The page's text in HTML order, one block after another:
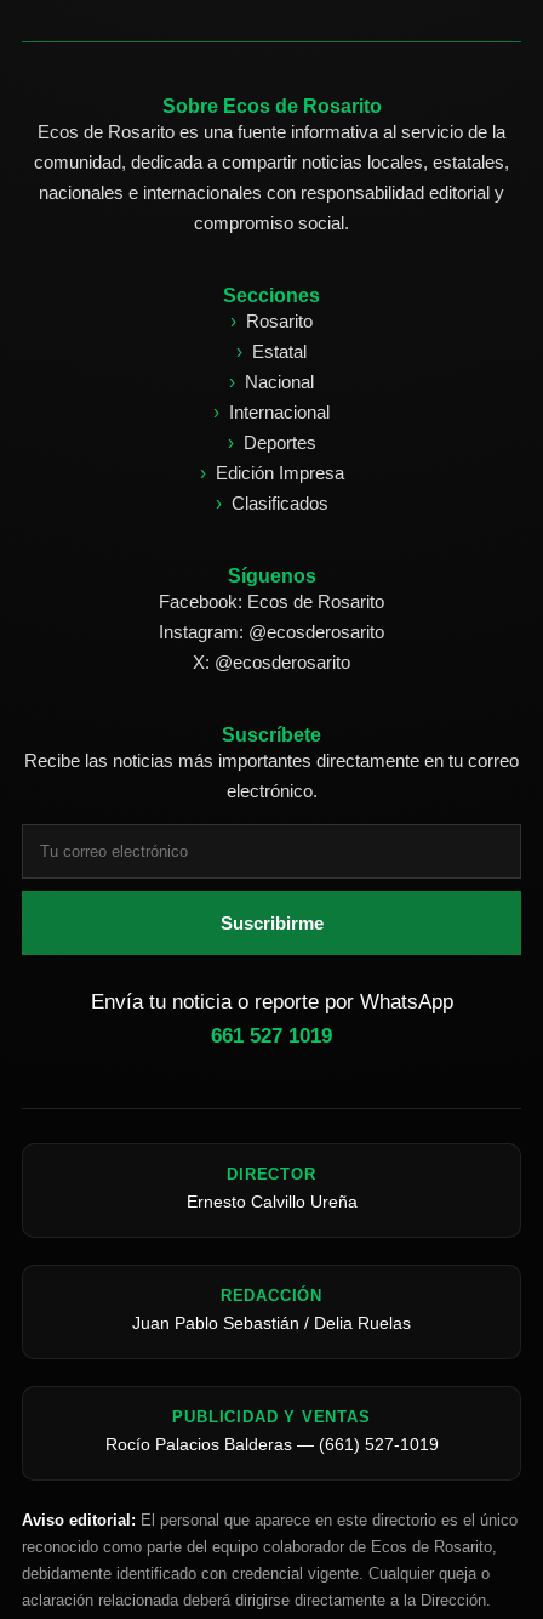
Sobre Ecos de Rosarito
Ecos de Rosarito es una fuente informativa al servicio de la
comunidad, dedicada a compartir noticias locales, estatales,
nacionales e internacionales con responsabilidad editorial y
compromiso social.
Secciones
Rosarito
Estatal
Nacional
Internacional
Deportes
Edición Impresa
Clasificados
Síguenos
Facebook: Ecos de Rosarito
Instagram: @ecosderosarito
X: @ecosderosarito
Suscríbete
Recibe las noticias más importantes directamente en tu correo
electrónico.
Suscribirme
Envía tu noticia o reporte por WhatsApp
661 527 1019
DIRECTOR
Ernesto Calvillo Ureña
REDACCIÓN
Juan Pablo Sebastián / Delia Ruelas
PUBLICIDAD Y VENTAS
Rocío Palacios Balderas — (661) 527-1019
Aviso editorial: El personal que aparece en este directorio es el único
reconocido como parte del equipo colaborador de Ecos de Rosarito,
debidamente identificado con credencial vigente. Cualquier queja o
aclaración relacionada deberá dirigirse directamente a la Dirección.